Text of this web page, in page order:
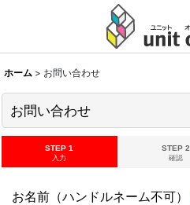
ホーム > お問い合わせ
お問い合わせ
STEP 1
入力
STEP 2
確認
お名前（ハンドルネーム不可）